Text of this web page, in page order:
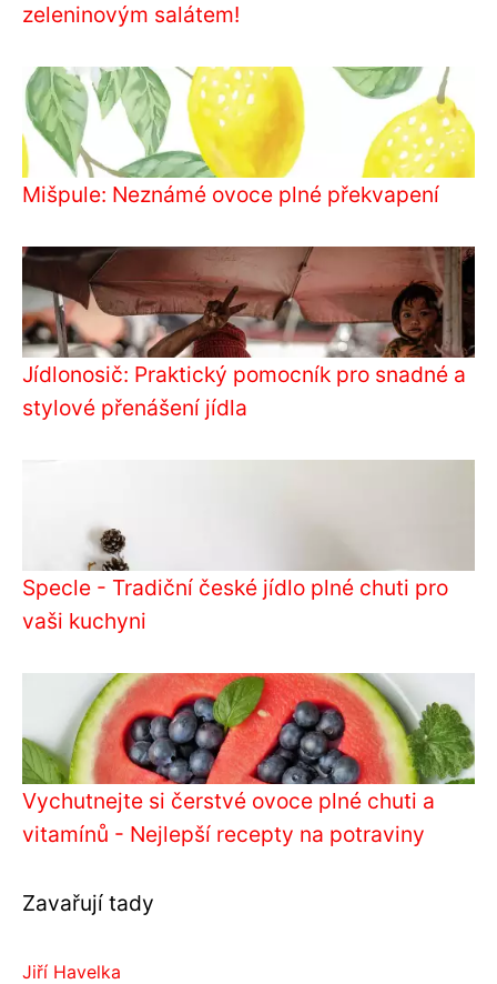
zeleninovým salátem!
Mišpule: Neznámé ovoce plné překvapení
Jídlonosič: Praktický pomocník pro snadné a
stylové přenášení jídla
Specle - Tradiční české jídlo plné chuti pro
vaši kuchyni
Vychutnejte si čerstvé ovoce plné chuti a
vitamínů - Nejlepší recepty na potraviny
Zavařují tady
Jiří Havelka